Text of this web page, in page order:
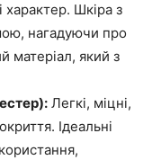
Шкіра з
нагадуючи про
матеріал, який з
Легкі, міцні,
Ідеальні